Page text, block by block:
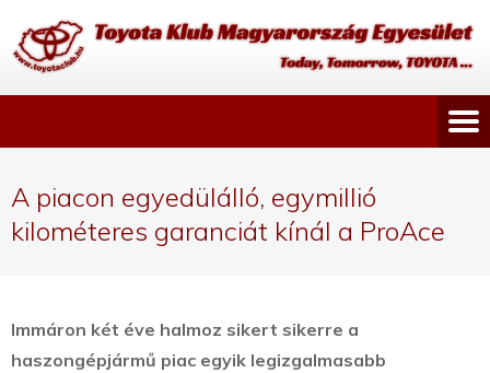
A piacon egyedülálló, egymillió
kilométeres garanciát kínál a ProAce
Immáron két éve halmoz sikert sikerre a
haszongépjármű piac egyik legizgalmasabb